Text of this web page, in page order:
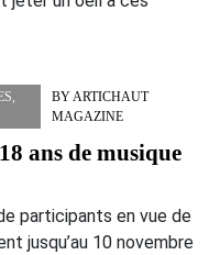
,
BYARTICHAUT
MAGAZINE
ans de musique
participants en vue de
jusqu’au 10 novembre